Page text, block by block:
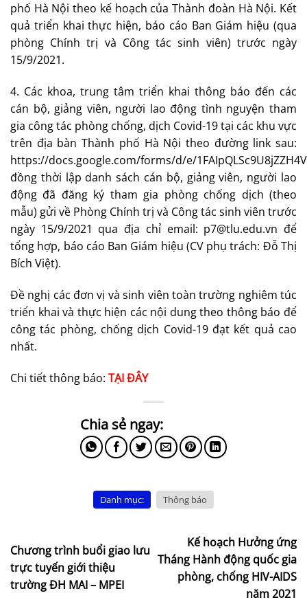
phố Hà Nội theo kế hoạch của Thành đoàn Hà Nội. Kết
quả triển khai thực hiện, báo cáo Ban Giám hiệu (qua
phòng Chính trị và Công tác sinh viên) trước ngày
15/9/2021.
4. Các khoa, trung tâm triển khai thông báo đến các
cán bộ, giảng viên, người lao động tình nguyện tham
gia công tác phòng chống, dịch Covid-19 tại các khu vực
trên địa bàn Thành phố Hà Nội theo đường link sau:
https://docs.google.com/forms/d/e/
đồng thời lập danh sách cán bộ, giảng viên, người lao
động đã đăng ký tham gia phòng chống dịch (theo
mẫu) gửi về Phòng Chính trị và Công tác sinh viên trước
ngày 15/9/2021 qua địa chỉ email: p7@tlu.edu.vn để
tổng hợp, báo cáo Ban Giám hiệu (CV phụ trách: Đỗ Thị
Bích Việt).
Đề nghị các đơn vị và sinh viên toàn trường nghiêm túc
triển khai và thực hiện các nội dung theo thông báo để
công tác phòng, chống dịch Covid-19 đạt kết quả cao
nhất.
Chi tiết thông báo: TẠI ĐÂY
Danh mục: Thông báo
Chương trình buổi giao lưu
trực tuyến giới thiệu
trường ĐH MAI – MPEI
Kế hoạch Hưởng ứng
Tháng Hành động quốc gia
phòng, chống HIV-AIDS
năm 2021